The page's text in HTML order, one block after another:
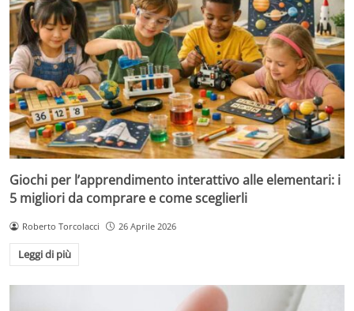
Giochi per l’apprendimento interattivo alle elementari: i
5 migliori da comprare e come sceglierli
Roberto Torcolacci 26 Aprile 2026
Leggi di più